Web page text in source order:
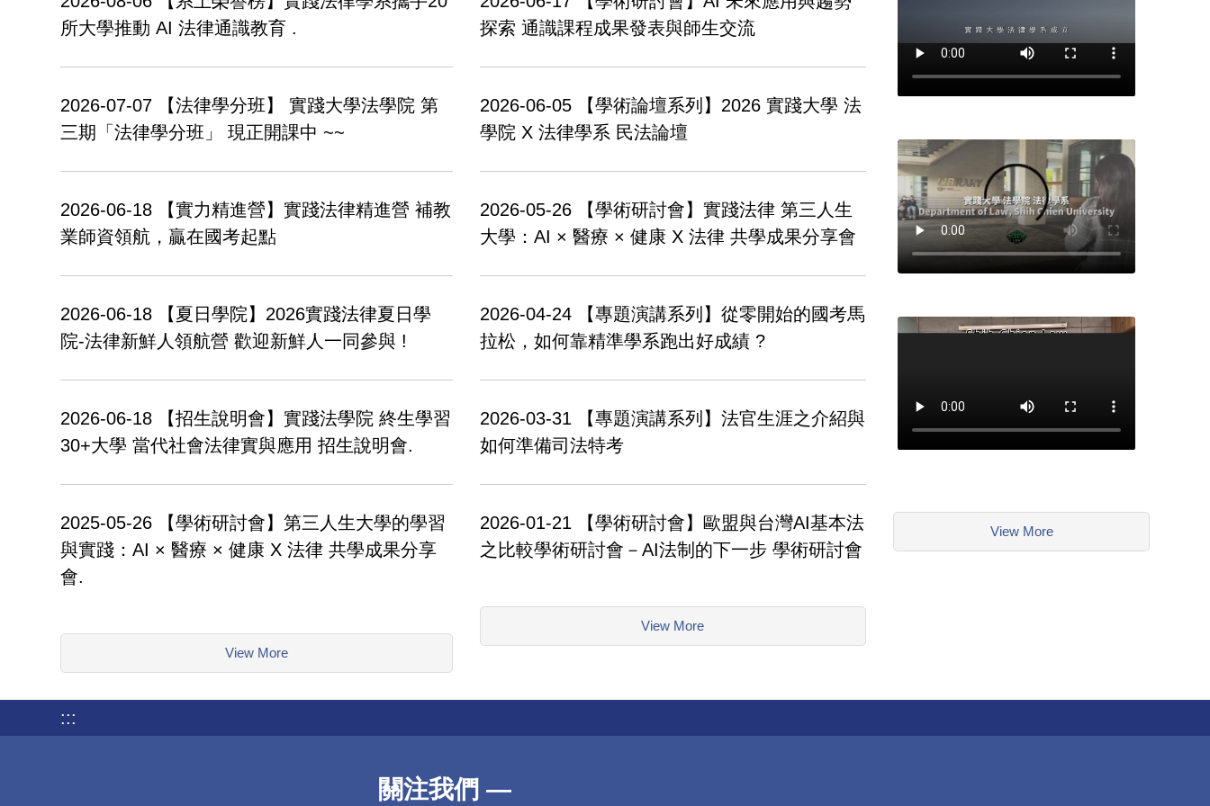
所大學推動 AI 法律通識教育 .
2026-07-07
【法律學分班】 實踐大學法學院 第
三期「法律學分班」 現正開課中 ~~
2026-06-18
【實力精進營】實踐法律精進營 補教
業師資領航，贏在國考起點
2026-06-18
【夏日學院】2026實踐法律夏日學
院-法律新鮮人領航營 歡迎新鮮人一同參與 !
2026-06-18
【招生說明會】實踐法學院 終生學習
30+大學 當代社會法律實與應用 招生說明會.
2025-05-26
【學術研討會】第三人生大學的學習
與實踐：AI × 醫療 × 健康 X 法律 共學成果分享
會.
View More
探索 通識課程成果發表與師生交流
2026-06-05
【學術論壇系列】2026 實踐大學 法
學院 X 法律學系 民法論壇
2026-05-26
【學術研討會】實踐法律 第三人生
大學：AI × 醫療 × 健康 X 法律 共學成果分享會
2026-04-24
【專題演講系列】從零開始的國考馬
拉松，如何靠精準學系跑出好成績 ?
2026-03-31
【專題演講系列】法官生涯之介紹與
如何準備司法特考
2026-01-21
【學術研討會】歐盟與台灣AI基本法
之比較學術研討會－AI法制的下一步 學術研討會
View More
View More
:::
關注我們 —